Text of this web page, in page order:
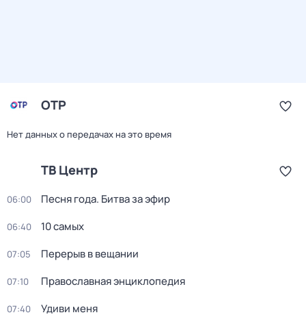
ОТР
Нет данных о передачах на это время
ТВ Центр
06:00 Песня года. Битва за эфир
06:40 10 самых
07:05 Перерыв в вещании
07:10 Православная энциклопедия
07:40 Удиви меня